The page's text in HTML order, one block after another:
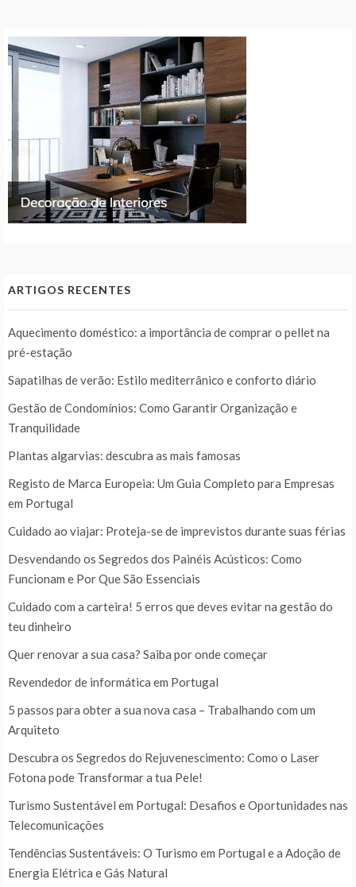
ARTIGOS RECENTES
Aquecimento doméstico: a importância de comprar o pellet na
pré-estação
Sapatilhas de verão: Estilo mediterrânico e conforto diário
Gestão de Condomínios: Como Garantir Organização e
Tranquilidade
Plantas algarvias: descubra as mais famosas
Registo de Marca Europeia: Um Guia Completo para Empresas
em Portugal
Cuidado ao viajar: Proteja-se de imprevistos durante suas férias
Desvendando os Segredos dos Painéis Acústicos: Como
Funcionam e Por Que São Essenciais
Cuidado com a carteira! 5 erros que deves evitar na gestão do
teu dinheiro
Quer renovar a sua casa? Saiba por onde começar
Revendedor de informática em Portugal
5 passos para obter a sua nova casa – Trabalhando com um
Arquiteto
Descubra os Segredos do Rejuvenescimento: Como o Laser
Fotona pode Transformar a tua Pele!
Turismo Sustentável em Portugal: Desafios e Oportunidades nas
Telecomunicações
Tendências Sustentáveis: O Turismo em Portugal e a Adoção de
Energia Elétrica e Gás Natural